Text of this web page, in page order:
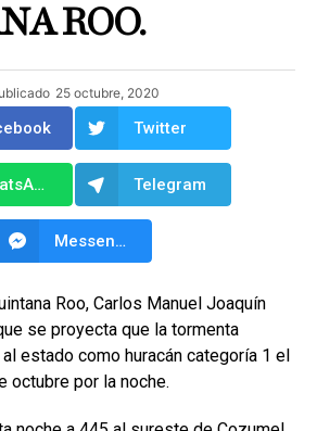
ROO.
25 octubre, 2020
Twitter
WhatsApp Telegram
Messenger
Roo, Carlos Manuel Joaquín
se proyecta que la tormenta
estado como huracán categoría 1 el
octubre por la noche.